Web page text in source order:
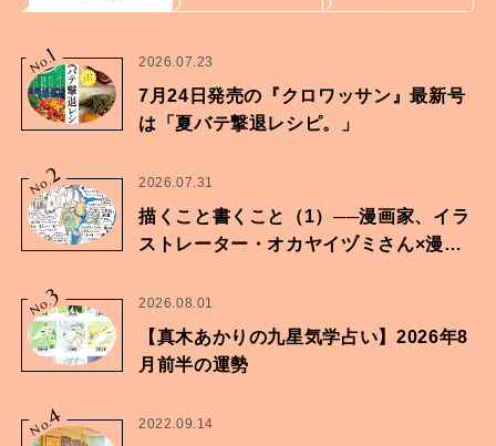
No.
1 2026.07.23
7月24日発売の『クロワッサン』最新号
は「夏バテ撃退レシピ。」
No.2 2026.07.31
描くこと書くこと（1）──漫画家、イラ
ストレーター・オカヤイヅミさん×漫画
No.
3 2026.08.01
【真木あかりの九星気学占い】2026年8
月前半の運勢
No.
4 2022.09.14